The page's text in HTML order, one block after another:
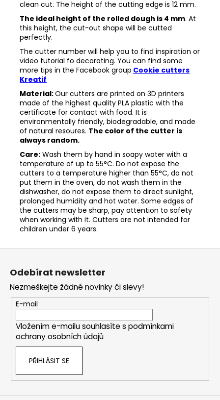
clean cut. The height of the cutting edge is 12 mm.
The ideal height of the rolled dough is 4 mm. At
this height, the cut-out shape will be cutted
perfectly.
The cutter number will help you to find inspiration or
video tutorial fo decorating. You can find some
more tips in the Facebook group Cookie cutters
Kreatif
Material:Our cutters are printed on 3D printers
made of the highest quality PLA plastic with the
certificate for contact with food. It is
environmentally friendly, biodegradable, and made
of natural resoures. The color of the cutter is
always random.
Care: Wash them by hand in soapy water with a
temperature of up to 55°C. Do not expose the
cutters to a temperature higher than 55°C, do not
put them in the oven, do not wash them in the
dishwasher, do not expose them to direct sunlight,
prolonged humidity and hot water. Some edges of
the cutters may be sharp, pay attention to safety
when working with it. Cutters are not intended for
children under 6 years.
Z
Odebírat newsletter
Nezmeškejte žádné novinky či slevy!
E-mail
Vložením e-mailu souhlasíte s podmínkami
ochrany osobních údajů
PŘIHLÁSIT SE